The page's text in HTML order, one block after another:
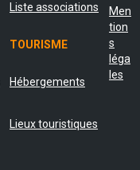
Liste associations
TOURISME
Hébergements
Lieux touristiques
Men
tion
s
léga
les